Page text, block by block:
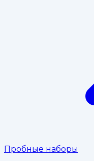
Пробные наборы